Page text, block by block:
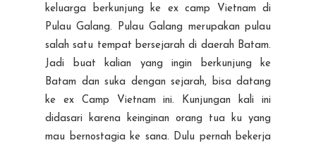
keluarga berkunjung ke ex camp Vietnam di
Pulau Galang. Pulau Galang merupakan pulau
salah satu tempat bersejarah di daerah Batam.
Jadi buat kalian yang ingin berkunjung ke
Batam dan suka dengan sejarah, bisa datang
ke ex Camp Vietnam ini. Kunjungan kali ini
didasari karena keinginan orang tua ku yang
mau bernostagia ke sana. Dulu pernah bekerja